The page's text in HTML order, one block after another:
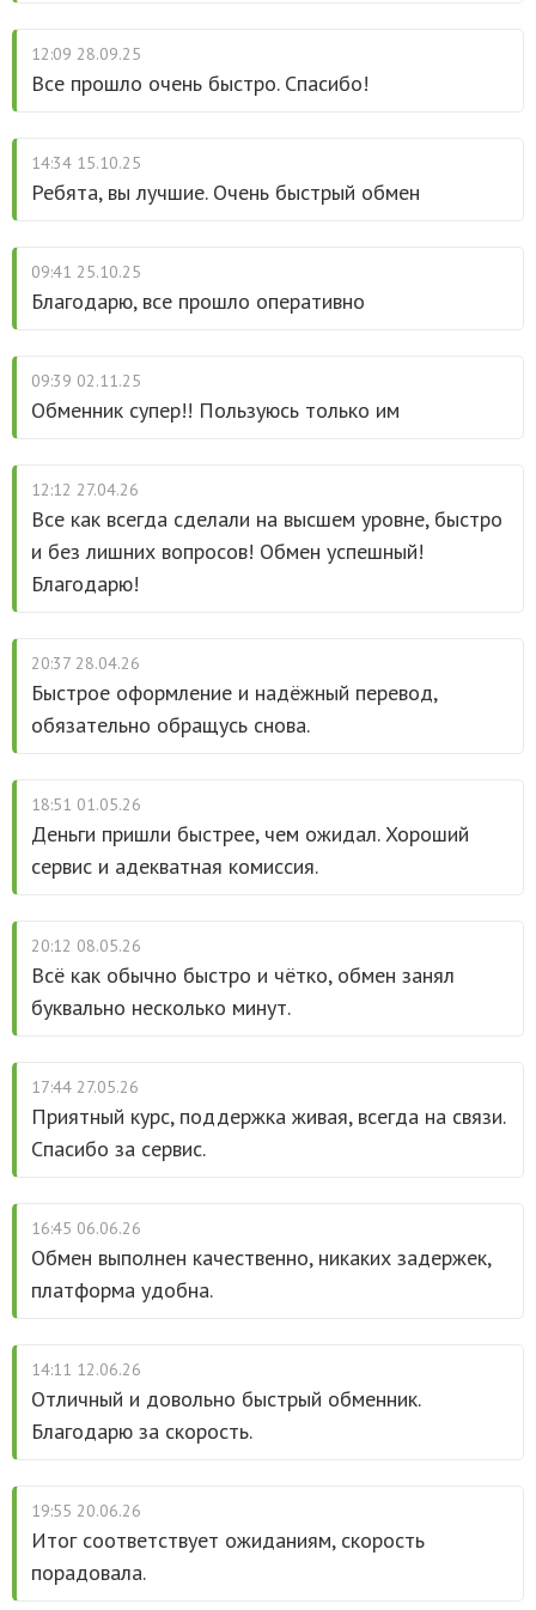
12:09 28.09.25
Все прошло очень быстро. Спасибо!
14:34 15.10.25
Ребята, вы лучшие. Очень быстрый обмен
09:41 25.10.25
Благодарю, все прошло оперативно
09:39 02.11.25
Обменник супер!! Пользуюсь только им
12:12 27.04.26
Все как всегда сделали на высшем уровне, быстро
и без лишних вопросов! Обмен успешный!
Благодарю!
20:37 28.04.26
Быстрое оформление и надёжный перевод,
обязательно обращусь снова.
18:51 01.05.26
Деньги пришли быстрее, чем ожидал. Хороший
сервис и адекватная комиссия.
20:12 08.05.26
Всё как обычно быстро и чётко, обмен занял
буквально несколько минут.
17:44 27.05.26
Приятный курс, поддержка живая, всегда на связи.
Спасибо за сервис.
16:45 06.06.26
Обмен выполнен качественно, никаких задержек,
платформа удобна.
14:11 12.06.26
Отличный и довольно быстрый обменник.
Благодарю за скорость.
19:55 20.06.26
Итог соответствует ожиданиям, скорость
порадовала.